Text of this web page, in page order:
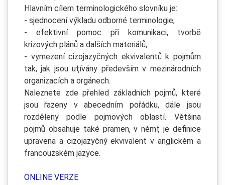
Hlavním cílem terminologického slovníku je:
- sjednocení výkladu odborné terminologie,
- efektivní pomoc při komunikaci, tvorbě
krizových plánů a dalších materiálů,
- vymezení cizojazyčných ekvivalentů k pojmům
tak, jak jsou uţívány především v mezinárodních
organizacích a orgánech.
Naleznete zde přehled základních pojmů, které
jsou řazeny v abecedním pořádku, dále jsou
rozděleny podle pojmových oblastí. Většina
pojmů obsahuje také pramen, v němţ je definice
upravena a cizojazyčný ekvivalent v anglickém a
francouzském jazyce.
ONLINE VERZE